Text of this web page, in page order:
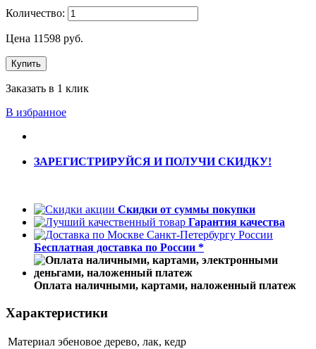
Количество:
Цена 11598 руб.
Купить
Заказать в 1 клик
В избранное
ЗАРЕГИСТРИРУЙСЯ И ПОЛУЧИ СКИДКУ!
Скидки от суммы покупки
Гарантия качества
Бесплатная доставка по России *
Оплата наличными, картами, наложенный платеж
Характеристики
Материал эбеновое дерево, лак, кедр